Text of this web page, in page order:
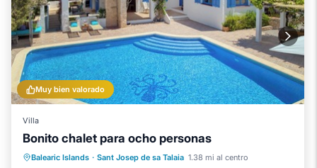
Muy bien valorado
Villa
Bonito chalet para ocho personas
Balearic Islands · Sant Josep de sa Talaia 1.38 mi al centro
Piscina privada
Frente al mar